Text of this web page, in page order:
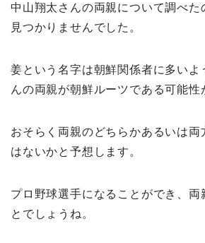
中山翔太さんの両親について調べた
見つかりませんでした。
姜という名字は朝鮮関係者に多いよ
んの両親が朝鮮ルーツである可能性
おそらく両親のどちらかあるいは両
はないかと予想します。
プロ野球選手になることができ、両
とでしょうね。